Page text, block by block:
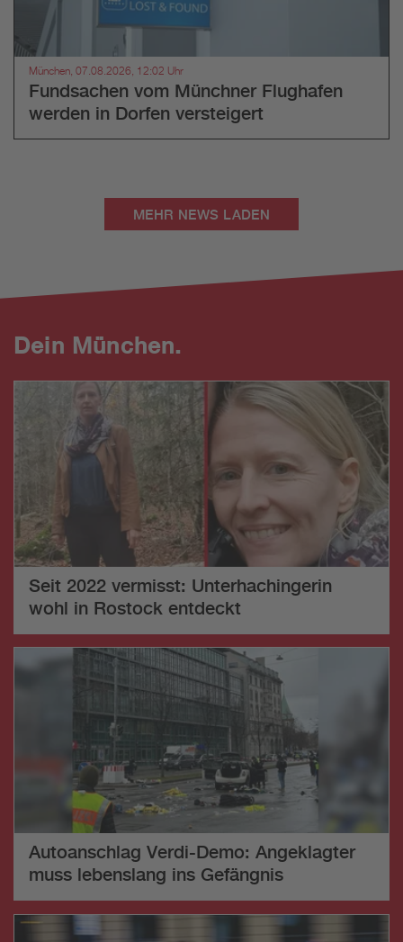
München, 07.08.2026, 12:02 Uhr
Fundsachen vom Münchner Flughafen
werden in Dorfen versteigert
MEHR NEWS LADEN
Dein München.
Seit 2022 vermisst: Unterhachingerin
wohl in Rostock entdeckt
Autoanschlag Verdi-Demo: Angeklagter
muss lebenslang ins Gefängnis